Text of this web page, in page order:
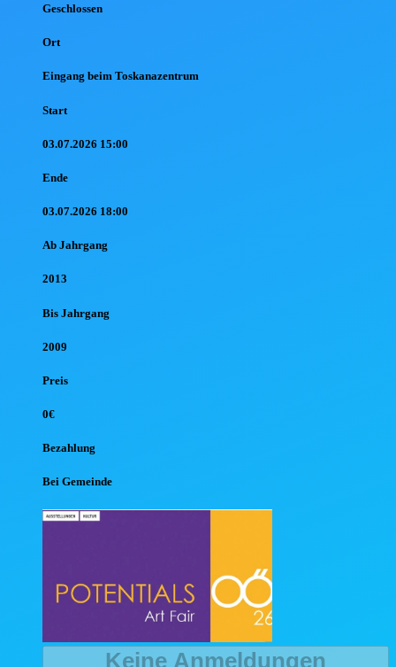
Geschlossen
Ort
Eingang beim Toskanazentrum
Start
03.07.2026 15:00
Ende
03.07.2026 18:00
Ab Jahrgang
2013
Bis Jahrgang
2009
Preis
0€
Bezahlung
Bei Gemeinde
Keine Anmeldungen